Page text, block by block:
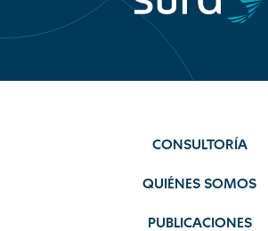
CONSULTORÍA
QUIÉNES SOMOS
PUBLICACIONES